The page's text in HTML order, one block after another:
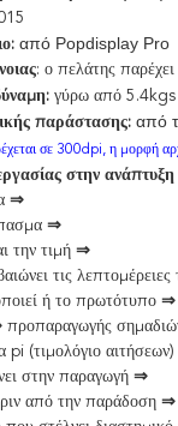
από Popdisplay Pro
: ο πελάτης
γύρω από 5.4kgs
παράστασης: από
σε 300dpi, η μορφή
στην ανάπτυξη
⇒
⇒
την τιμή ⇒
τις
ή το πρωτότυπο ⇒
προπαραγωγής
pi (τιμολόγιο αιτήσεων)
στην παραγωγή ⇒
από την παράδοση ⇒